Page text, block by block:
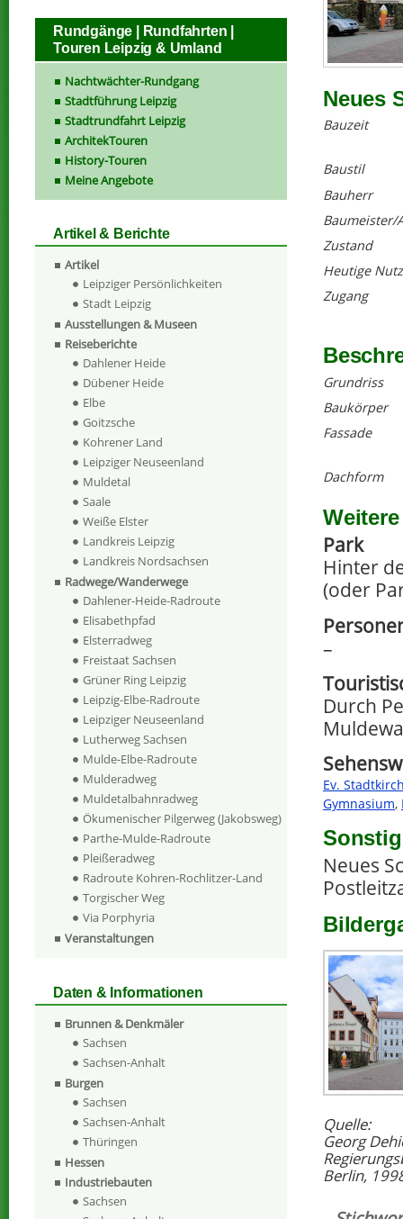
Neues
Bauzeit
Baustil
Bauherr
Baumeister/
Zustand
Heutige
Zugang
Grundriss
Baukörper
Fassade
Dachform
Park
Hinter
(oder
–
Durch
Ev.
Gymnasium,
Neues
Quelle:
Georg
Berlin,
Rundgänge | Rundfahrten |
Touren Leipzig & Umland
Nachtwächter-Rundgang
Stadtführung Leipzig
Stadtrundfahrt Leipzig
ArchitekTouren
History-Touren
Meine Angebote
Artikel & Berichte
Artikel
Leipziger Persönlichkeiten
Stadt Leipzig
Ausstellungen & Museen
Reiseberichte
Dahlener Heide
Dübener Heide
Elbe
Goitzsche
Kohrener Land
Leipziger Neuseenland
Muldetal
Saale
Weiße Elster
Landkreis Leipzig
Landkreis Nordsachsen
Radwege/Wanderwege
Dahlener-Heide-Radroute
Elisabethpfad
Elsterradweg
Freistaat Sachsen
Grüner Ring Leipzig
Leipzig-Elbe-Radroute
Leipziger Neuseenland
Lutherweg Sachsen
Mulde-Elbe-Radroute
Mulderadweg
Muldetalbahnradweg
Ökumenischer Pilgerweg (Jakobsweg)
Parthe-Mulde-Radroute
Pleißeradweg
Radroute Kohren-Rochlitzer-Land
Torgischer Weg
Via Porphyria
Veranstaltungen
Daten & Informationen
Brunnen & Denkmäler
Sachsen
Sachsen-Anhalt
Burgen
Sachsen
Sachsen-Anhalt
Thüringen
Hessen
Industriebauten
Sachsen